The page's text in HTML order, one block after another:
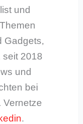
und
Gadgets,
seit 2018
und
bei
Vernetze
.